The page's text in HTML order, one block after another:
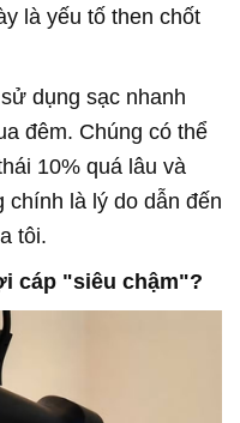
là yếu tố then chốt
dụng sạc nhanh
đêm. Chúng có thể
10% quá lâu và
là lý do dẫn đến
tôi.
cáp "siêu chậm"?